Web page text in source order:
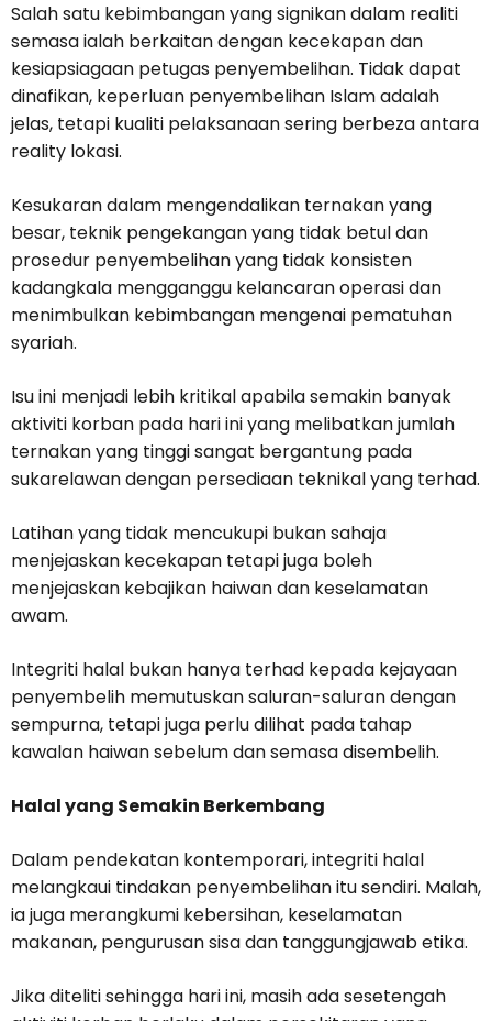
Salah satu kebimbangan yang signikan dalam realiti
semasa ialah berkaitan dengan kecekapan dan
kesiapsiagaan petugas penyembelihan. Tidak dapat
dinafikan, keperluan penyembelihan Islam adalah
jelas, tetapi kualiti pelaksanaan sering berbeza antara
reality lokasi.
Kesukaran dalam mengendalikan ternakan yang
besar, teknik pengekangan yang tidak betul dan
prosedur penyembelihan yang tidak konsisten
kadangkala mengganggu kelancaran operasi dan
menimbulkan kebimbangan mengenai pematuhan
syariah.
Isu ini menjadi lebih kritikal apabila semakin banyak
aktiviti korban pada hari ini yang melibatkan jumlah
ternakan yang tinggi sangat bergantung pada
sukarelawan dengan persediaan teknikal yang terhad.
Latihan yang tidak mencukupi bukan sahaja
menjejaskan kecekapan tetapi juga boleh
menjejaskan kebajikan haiwan dan keselamatan
awam.
Integriti halal bukan hanya terhad kepada kejayaan
penyembelih memutuskan saluran-saluran dengan
sempurna, tetapi juga perlu dilihat pada tahap
kawalan haiwan sebelum dan semasa disembelih.
Halal yang Semakin Berkembang
Dalam pendekatan kontemporari, integriti halal
melangkaui tindakan penyembelihan itu sendiri. Malah,
ia juga merangkumi kebersihan, keselamatan
makanan, pengurusan sisa dan tanggungjawab etika.
Jika diteliti sehingga hari ini, masih ada sesetengah